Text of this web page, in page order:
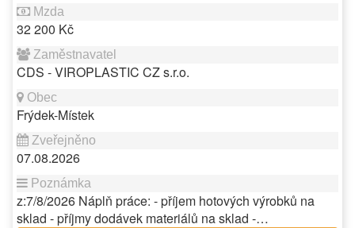
32 200 Kč
CDS - VIROPLASTIC CZ s.r.o.
Frýdek-Místek
07.08.2026
z:7/8/2026 Náplň práce: - příjem hotových výrobků na
sklad - příjmy dodávek materiálů na sklad -…